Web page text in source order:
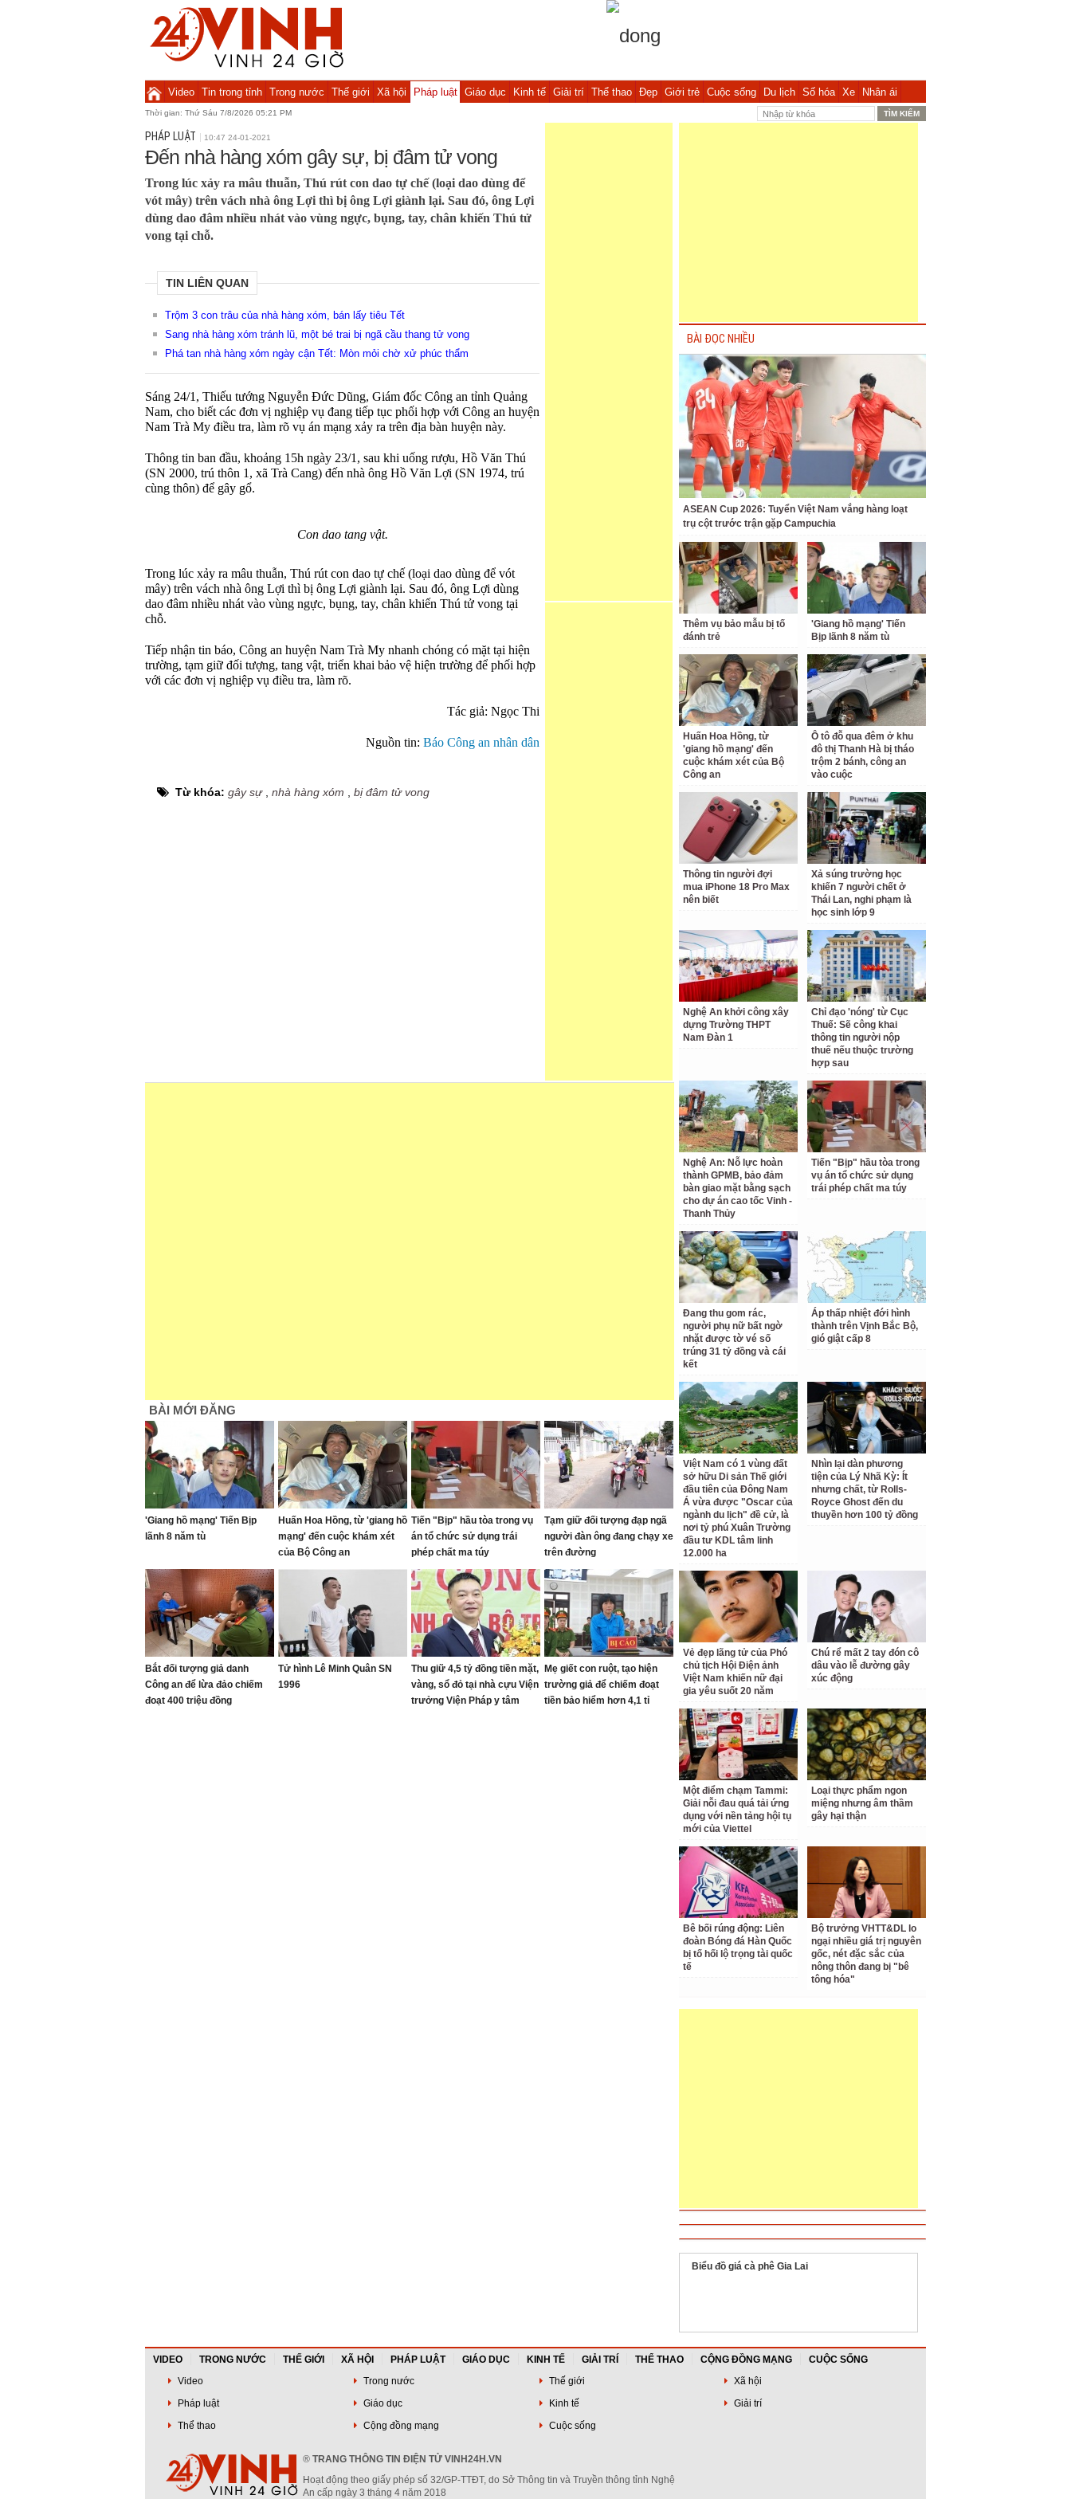
Video Tin trong tỉnh Trong nước Thế giới Xã hội Pháp luật Giáo dục Kinh tế Giải trí Thể thao Đẹp Giới trẻ Cuộc sống Du lịch Số hóa Xe Nhân ái
Thời gian: Thứ Sáu 7/8/2026 05:21 PM
PHÁP LUẬT 10:47 24-01-2021
Đến nhà hàng xóm gây sự, bị đâm tử vong
Trong lúc xảy ra mâu thuẫn, Thú rút con dao tự chế (loại dao dùng để
vót mây) trên vách nhà ông Lợi thì bị ông Lợi giành lại. Sau đó, ông Lợi
dùng dao đâm nhiều nhát vào vùng ngực, bụng, tay, chân khiến Thú tử
vong tại chỗ.
TIN LIÊN QUAN
Trộm 3 con trâu của nhà hàng xóm, bán lấy tiêu Tết
Sang nhà hàng xóm tránh lũ, một bé trai bị ngã cầu thang tử vong
Phá tan nhà hàng xóm ngày cận Tết: Mòn mỏi chờ xử phúc thẩm
Sáng 24/1, Thiếu tướng Nguyễn Đức Dũng, Giám đốc Công an tỉnh Quảng
Nam, cho biết các đơn vị nghiệp vụ đang tiếp tục phối hợp với Công an huyện
Nam Trà My điều tra, làm rõ vụ án mạng xảy ra trên địa bàn huyện này.
Thông tin ban đầu, khoảng 15h ngày 23/1, sau khi uống rượu, Hồ Văn Thú
(SN 2000, trú thôn 1, xã Trà Cang) đến nhà ông Hồ Văn Lợi (SN 1974, trú
cùng thôn) để gây gổ.
Con dao tang vật.
Trong lúc xảy ra mâu thuẫn, Thú rút con dao tự chế (loại dao dùng để vót
mây) trên vách nhà ông Lợi thì bị ông Lợi giành lại. Sau đó, ông Lợi dùng
dao đâm nhiều nhát vào vùng ngực, bụng, tay, chân khiến Thú tử vong tại
chỗ.
Tiếp nhận tin báo, Công an huyện Nam Trà My nhanh chóng có mặt tại hiện
trường, tạm giữ đối tượng, tang vật, triển khai bảo vệ hiện trường để phối hợp
với các đơn vị nghiệp vụ điều tra, làm rõ.
Tác giả: Ngọc Thi
Nguồn tin: Báo Công an nhân dân
Từ khóa: gây sự, nhà hàng xóm bị đâm tử vong
BÀI MỚI ĐĂNG
'Giang hồ mạng' Tiến Bịp
lãnh 8 năm tù
Huấn Hoa Hồng, từ 'giang hồ
mạng' đến cuộc khám xét
của Bộ Công an
Tiến "Bịp" hầu tòa trong vụ
án tổ chức sử dụng trái
phép chất ma túy
Tạm giữ đối tượng đạp ngã
người đàn ông đang chạy xe
trên đường
Bắt đối tượng giả danh
Công an để lừa đảo chiếm
đoạt 400 triệu đồng
Tử hình Lê Minh Quân SN
1996
Thu giữ 4,5 tỷ đồng tiền mặt,
vàng, sổ đỏ tại nhà cựu Viện
trưởng Viện Pháp y tâm
Mẹ giết con ruột, tạo hiện
trường giả để chiếm đoạt
tiền bảo hiểm hơn 4,1 tỉ
BÀI ĐỌC NHIỀU
ASEAN Cup 2026: Tuyển Việt Nam vắng hàng loạt
trụ cột trước trận gặp Campuchia
Thêm vụ bảo mẫu bị tố
đánh trẻ
'Giang hồ mạng' Tiến
Bịp lãnh 8 năm tù
Huấn Hoa Hồng, từ
'giang hồ mạng' đến
cuộc khám xét của Bộ
Công an
Ô tô đỗ qua đêm ở khu
đô thị Thanh Hà bị tháo
trộm 2 bánh, công an
vào cuộc
Thông tin người đợi
mua iPhone 18 Pro Max
nên biết
Xả súng trường học
khiến 7 người chết ở
Thái Lan, nghi phạm là
học sinh lớp 9
Nghệ An khởi công xây
dựng Trường THPT
Nam Đàn 1
Chỉ đạo 'nóng' từ Cục
Thuế: Sẽ công khai
thông tin người nộp
thuế nếu thuộc trường
hợp sau
Nghệ An: Nỗ lực hoàn
thành GPMB, bảo đảm
bàn giao mặt bằng sạch
cho dự án cao tốc Vinh -
Thanh Thủy
Tiến "Bịp" hầu tòa trong
vụ án tổ chức sử dụng
trái phép chất ma túy
Đang thu gom rác,
người phụ nữ bất ngờ
nhặt được tờ vé số
trúng 31 tỷ đồng và cái
kết
Áp thấp nhiệt đới hình
thành trên Vịnh Bắc Bộ,
gió giật cấp 8
Việt Nam có 1 vùng đất
sở hữu Di sản Thế giới
đầu tiên của Đông Nam
Á vừa được "Oscar của
ngành du lịch" đề cử, là
nơi tỷ phú Xuân Trường
đầu tư KDL tâm linh
12.000 ha
Nhìn lại dàn phương
tiện của Lý Nhã Kỳ: Ít
nhưng chất, từ Rolls-
Royce Ghost đến du
thuyền hơn 100 tỷ đồng
Vẻ đẹp lãng tử của Phó
chủ tịch Hội Điện ảnh
Việt Nam khiến nữ đại
gia yêu suốt 20 năm
Chú rể mất 2 tay đón cô
dâu vào lễ đường gây
xúc động
Một điểm chạm Tammi:
Giải nỗi đau quá tải ứng
dụng với nền tảng hội tụ
mới của Viettel
Loại thực phẩm ngon
miệng nhưng âm thầm
gây hại thận
Bê bối rúng động: Liên
đoàn Bóng đá Hàn Quốc
bị tố hối lộ trọng tài quốc
tế
Bộ trưởng VHTT&DL lo
ngại nhiều giá trị nguyên
gốc, nét đặc sắc của
nông thôn đang bị "bê
tông hóa"
Biểu đồ giá cà phê Gia Lai
VIDEO TRONG NƯỚC THẾ GIỚI XÃ HỘI PHÁP LUẬT GIÁO DỤC KINH TẾ GIẢI TRÍ THỂ THAO CỘNG ĐỒNG MẠNG
CUỘC SỐNG
Video
Trong nước Thế giới
Xã hội
Pháp luật
Giáo dục Kinh tế
Giải trí
Thể thao
Cộng đồng mạng Cuộc sống
® TRANG THÔNG TIN ĐIỆN TỬ VINH24H.VN
Hoạt động theo giấy phép số 32/GP-TTĐT, do Sở Thông tin và Truyền thông tỉnh Nghệ
An cấp ngày 3 tháng 4 năm 2018